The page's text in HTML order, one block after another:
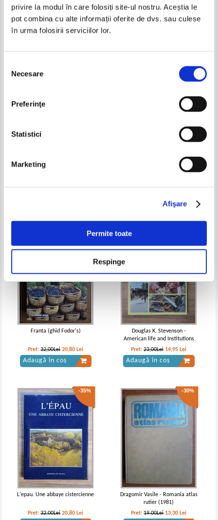
privire la modul în care folosiți site-ul nostru. Aceștia le
pot combina cu alte informații oferite de dvs. sau culese
în urma folosirii serviciilor lor.
consimțământului
Necesare
Preferinţe
Statistici
Marketing
Afişare
Permite toate
Respinge
Antonio Castillo Rodriguez -
Alpujarra. Guia excursionista
Pret:21,00Lei 13,65 Lei
Adaugă în coș
Giovanna Magi - Le guide
compet pour visiter Paris et le
gand Louvre
Pret:20,00Lei 13,00 Lei
Orsay et Alentours. Souvenirs
Pret:29,00Lei 18,85 Lei Pret:25,00Lei 18,75 Lei
Franta (ghid Fodor's)
Pret:32,00Lei 20,80 Lei
Adaugă în coș
Douglas K. Stevenson -
American life and Institutions
Pret:23,00Lei 14,95 Lei
Adaugă în coș
-35%
L'epau. Une abbaye cistercienne
Pret:32,00Lei 20,80 Lei
-30%
Dragomir Vasile - Romania atlas
rutier (1981)
Pret:19,00Lei 13,30 Lei